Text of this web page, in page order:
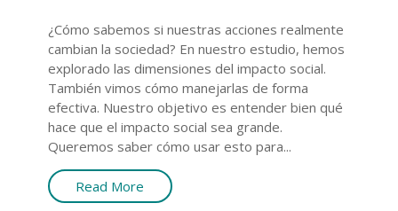
¿Cómo sabemos si nuestras acciones realmente
cambian la sociedad? En nuestro estudio, hemos
explorado las dimensiones del impacto social.
También vimos cómo manejarlas de forma
efectiva. Nuestro objetivo es entender bien qué
hace que el impacto social sea grande.
Queremos saber cómo usar esto para...
Read More